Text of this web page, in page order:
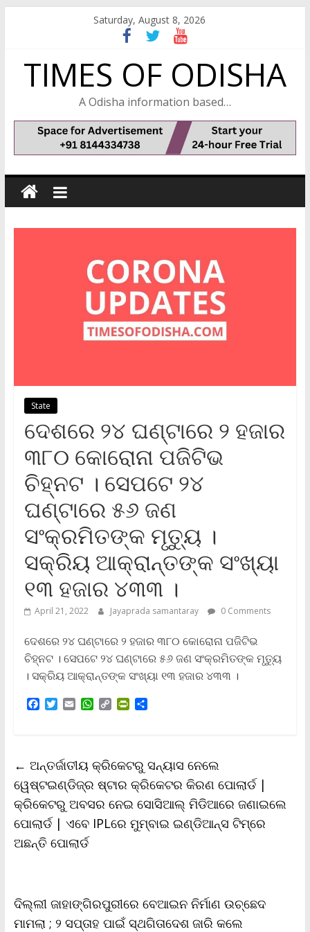
Saturday, August 8, 2026
TIMES OF ODISHA
A Odisha information based…
State
ଦେଶରେ ୨୪ ଘଣ୍ଟାରେ ୨ ହଜାର
୩୮୦ କୋରୋନା ପଜିଟିଭ
ଚିହ୍ନଟ । ସେପଟେ ୨୪
ଘଣ୍ଟାରେ ୫୬ ଜଣ
ସଂକ୍ରମିତଙ୍କ ମୃତ୍ୟୁ ।
ସକ୍ରିୟ ଆକ୍ରାନ୍ତଙ୍କ ସଂଖ୍ୟା
୧୩ ହଜାର ୪୩୩ ।
April 21, 2022 Jayaprada samantaray 0 Comments
ଦେଶରେ ୨୪ ଘଣ୍ଟାରେ ୨ ହଜାର ୩୮୦ କୋରୋନା ପଜିଟିଭ
ଚିହ୍ନଟ । ସେପଟେ ୨୪ ଘଣ୍ଟାରେ ୫୬ ଜଣ ସଂକ୍ରମିତଙ୍କ ମୃତ୍ୟୁ
। ସକ୍ରିୟ ଆକ୍ରାନ୍ତଙ୍କ ସଂଖ୍ୟା ୧୩ ହଜାର ୪୩୩ ।
F
o
o
k
T
e
r
E
W
A
p
p
C
i
n
k
P
F
r
i
e
n
d
S
← ଅନ୍ତର୍ଜାତୀୟ କ୍ରିକେଟରୁ ସନ୍ୟାସ ନେଲେ
ୱେଷ୍ଟଇଣ୍ଡିଜ୍‌ର ଷ୍ଟାର କ୍ରିକେଟର କିରଣ ପୋଲାର୍ଡ |
କ୍ରିକେଟରୁ ଅବସର ନେଇ ସୋସିଆଲ୍‌ ମିଡିଆରେ ଜଣାଇଲେ
ପୋଲାର୍ଡ | ଏବେ IPLରେ ମୁମ୍ବାଇ ଇଣ୍ଡିଆନ୍‌ସ ଟିମ୍‌ରେ
ଅଛନ୍ତି ପୋଲାର୍ଡ
ଦିଲ୍ଲୀ ଜାହାଙ୍ଗିରପୁରୀରେ ବେଆଇନ ନିର୍ମାଣ ଉଚ୍ଛେଦ
ମାମଲା ; ୨ ସପ୍ତାହ ପାଇଁ ସ୍ଥଗିତାଦେଶ ଜାରି କଲେ